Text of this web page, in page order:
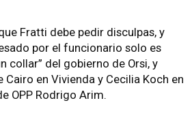
Fratti debe pedir disculpas, y
por el funcionario solo es
collar” del gobierno de Orsi, y
en Vivienda y Cecilia Koch en
OPP Rodrigo Arim.